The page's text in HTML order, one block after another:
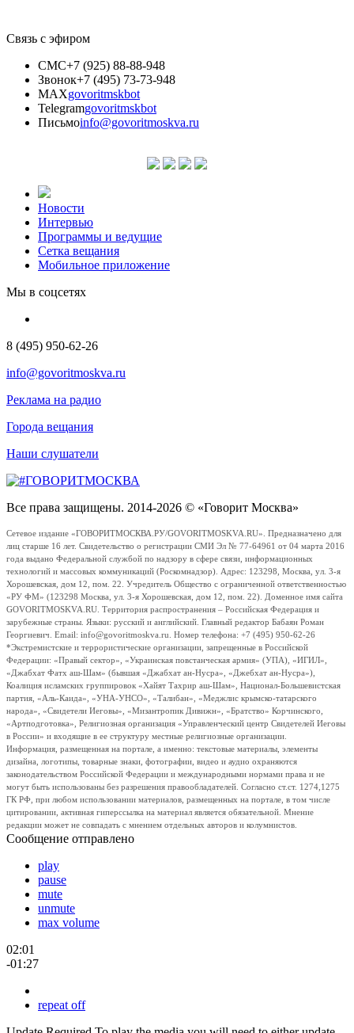
Связь с эфиром
СМС+7 (925) 88-88-948
Звонок+7 (495) 73-73-948
MAXgovoritmskbot
Telegramgovoritmskbot
Письмоinfo@govoritmoskva.ru
Новости
Интервью
Программы и ведущие
Сетка вещания
Мобильное приложение
Мы в соцсетях
8 (495) 950-62-26
info@govoritmoskva.ru
Реклама на радио
Города вещания
Наши слушатели
Все права защищены. 2014-2026 © «Говорит Москва»
Сетевое издание «ГОВОРИТМОСКВА.РУ/GOVORITMOSKVA.RU». Предназначено для
лиц старше 16 лет. Свидетельство о регистрации СМИ Эл № 77-64961 от 04 марта 2016
года выдано Федеральной службой по надзору в сфере связи, информационных
технологий и массовых коммуникаций (Роскомнадзор). Адрес: 123298, Москва, ул. 3-я
Хорошевская, дом 12, пом. 22. Учредитель Общество с ограниченной ответственностью
«РУ ФМ» (123298 Москва, ул. 3-я Хорошевская, дом 12, пом. 22). Доменное имя сайта
GOVORITMOSKVA.RU. Территория распространения – Российская Федерация и
зарубежные страны. Языки: русский и английский. Главный редактор Бабаян Роман
Георгиевич. Email: info@govoritmoskva.ru. Номер телефона: +7 (495) 950-62-26
*Экстремистские и террористические организации, запрещенные в Российской
Федерации: «Правый сектор», «Украинская повстанческая армия» (УПА), «ИГИЛ»,
«Джабхат Фатх аш-Шам» (бывшая «Джабхат ан-Нусра», «Джебхат ан-Нусра»),
Коалиция исламских группировок «Хайят Тахрир аш-Шам», Национал-Большевистская
партия, «Аль-Каида», «УНА-УНСО», «Талибан», «Меджлис крымско-татарского
народа», «Свидетели Иеговы», «Мизантропик Дивижн», «Братство» Корчинского,
«Артподготовка», Религиозная организация «Управленческий центр Свидетелей Иеговы
в России» и входящие в ее структуру местные религиозные организации.
Информация, размещенная на портале, а именно: текстовые материалы, элементы
дизайна, логотипы, товарные знаки, фотографии, видео и аудио охраняются
законодательством Российской Федерации и международными нормами права и не
могут быть использованы без разрешения правообладателей. Согласно ст.ст. 1274,1275
ГК РФ, при любом использовании материалов, размещенных на портале, в том числе
цитировании, активная гиперссылка на материал является обязательной. Мнение
редакции может не совпадать с мнением отдельных авторов и колумнистов.
Сообщение отправлено
play
pause
mute
unmute
max volume
02:01
-01:27
repeat off